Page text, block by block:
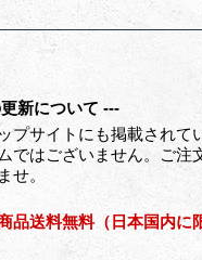
新について ---
プサイトにも掲載され
ではございません。ご
せ。
品送料無料（日本国内に